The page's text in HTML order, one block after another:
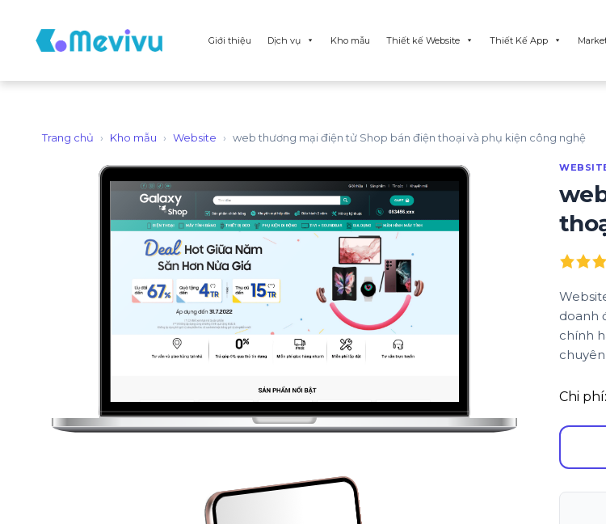
Giới thiệu Dịch vụ Kho mẫu Thiết kế Website Thiết Kế App
Trang chủ › Kho mẫu › Website › web thương mại điện tử Shop bán điện thoại và phụ kiện công nghệ
doanh
chính
Chi phí: